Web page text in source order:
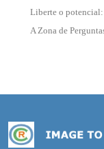
Liberte o
A Zona de